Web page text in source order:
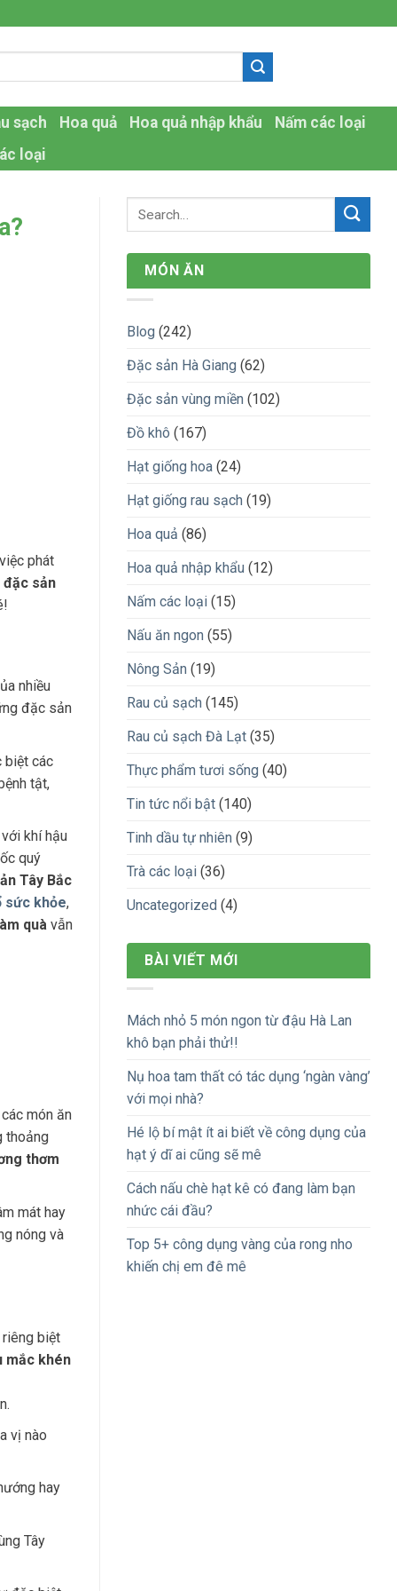
sạch Hoa quả Hoa quả nhập khẩu
Nấm các loại
loại
phát
đặc sản
nhiều
đặc sản
biệt các
tật,
khí hậu
quý
Tây Bắc
sức khỏe,
quàvẫn
món ăn
thoảng
thơm
mát hay
nóng và
riêng biệt
mắc khén
vị nào
hay
Tây
MÓN ĂN
Blog (242)
Đặc sản Hà Giang (62)
Đặc sản vùng miền (102)
Đồ khô (167)
Hạt giống hoa (24)
Hạt giống rau sạch (19)
Hoa quả (86)
Hoa quả nhập khẩu (12)
Nấm các loại (15)
Nấu ăn ngon (55)
Nông Sản (19)
Rau củ sạch (145)
Rau củ sạch Đà Lạt (35)
Thực phẩm tươi sống (40)
Tin tức nổi bật (140)
Tinh dầu tự nhiên (9)
Trà các loại (36)
Uncategorized (4)
BÀI VIẾT MỚI
Mách nhỏ 5 món ngon từ đậu Hà Lan
khô bạn phải thử!!
Nụ hoa tam thất có tác dụng ‘ngàn vàng’
với mọi nhà?
Hé lộ bí mật ít ai biết về công dụng của
hạt ý dĩ ai cũng sẽ mê
Cách nấu chè hạt kê có đang làm bạn
nhức cái đầu?
Top 5+ công dụng vàng của rong nho
khiến chị em đê mê